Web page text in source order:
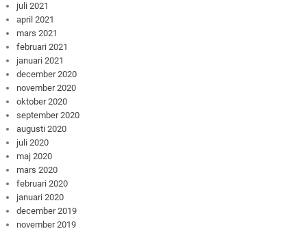
juli 2021
april 2021
mars 2021
februari 2021
januari 2021
december 2020
november 2020
oktober 2020
september 2020
augusti 2020
juli 2020
maj 2020
mars 2020
februari 2020
januari 2020
december 2019
november 2019